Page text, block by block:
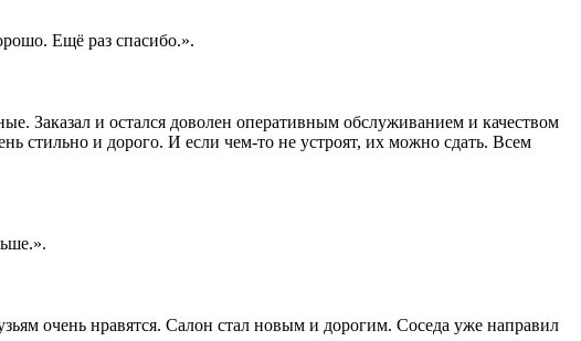
Ещё раз спасибо.».
Заказал и остался доволен оперативным обслуживанием и качеством
стильно и дорого. И если чем-то не устроят, их можно сдать. Всем
очень нравятся. Салон стал новым и дорогим. Соседа уже направил